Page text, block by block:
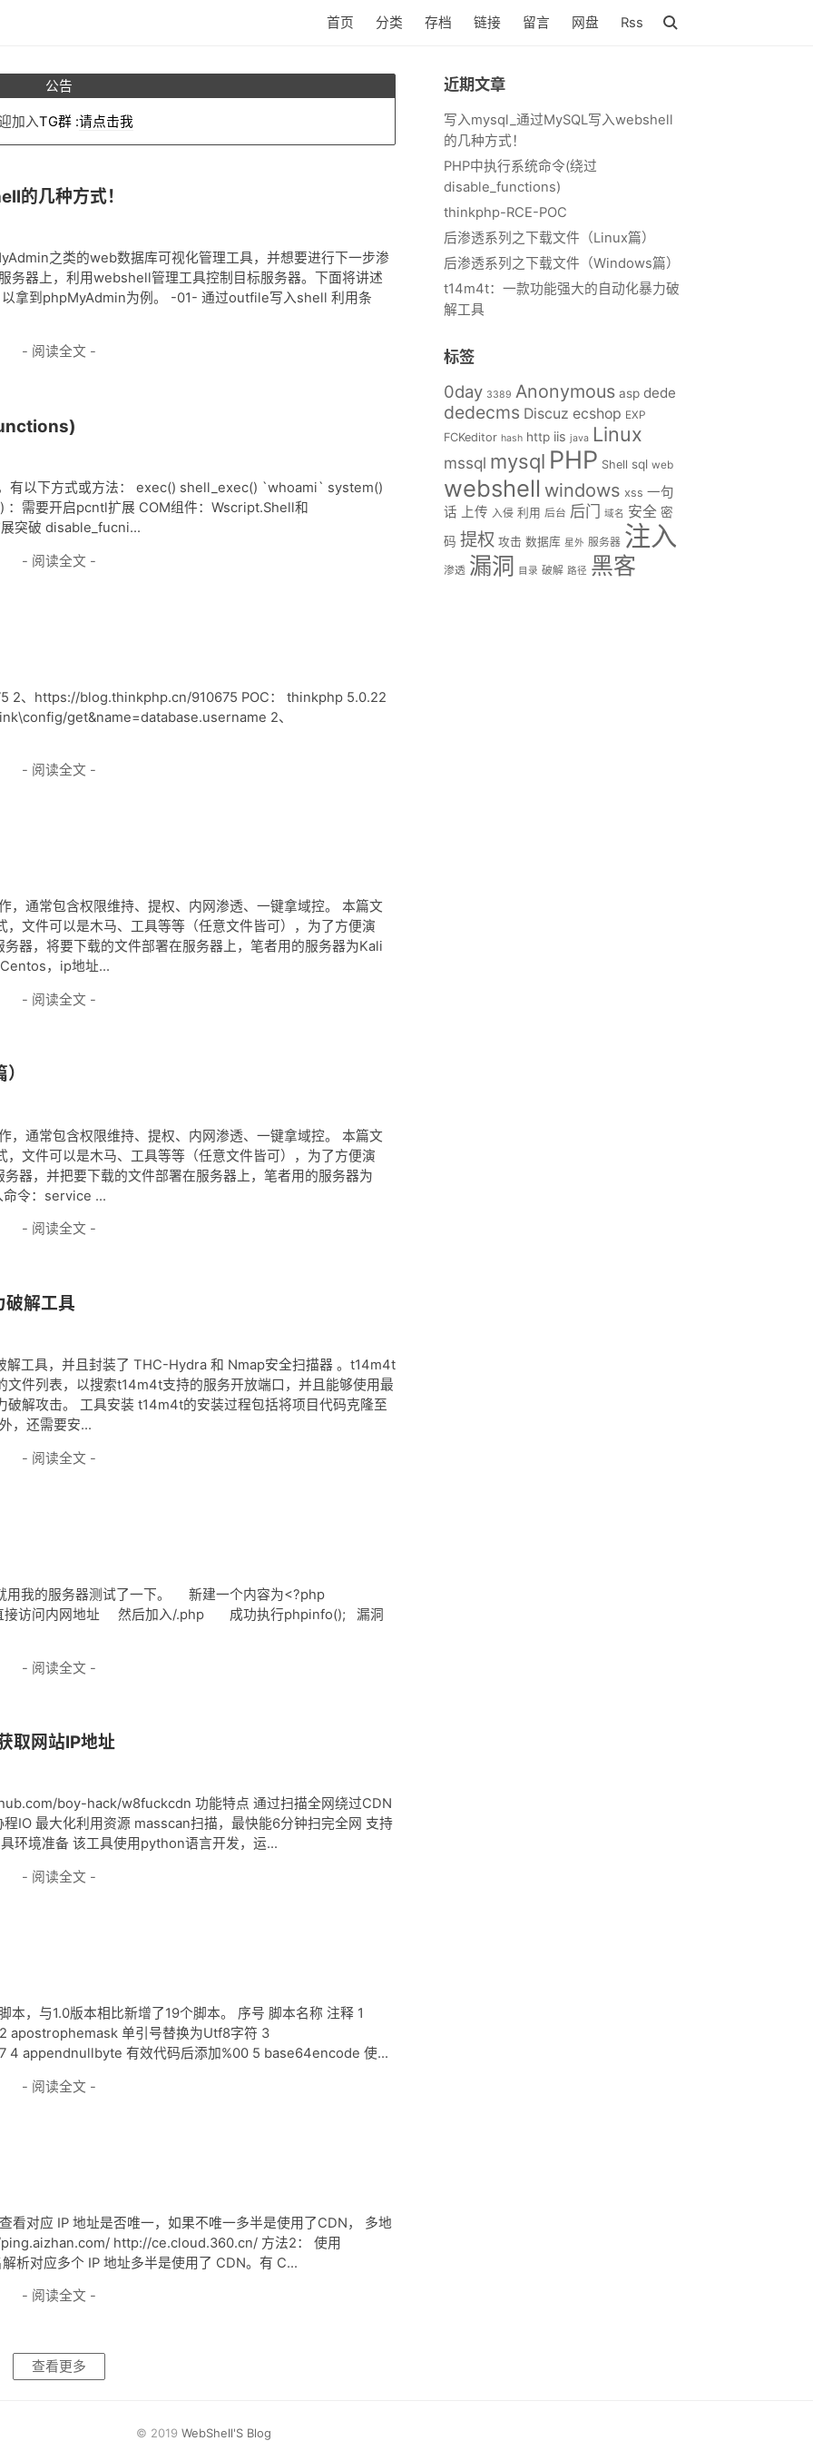
首页 分类 存档 链接 留言 网盘 Rss
公告
加入TG群 :请点击我
的几种方式！
之类的web数据库可视化管理工具，并想要进行下一步渗
务器上，利用webshell管理工具控制目标服务器。下面将讲述
拿到phpMyAdmin为例。 -01- 通过outfile写入shell 利用条
- 阅读全文 -
有以下方式或方法： exec() shell_exec() `whoami` system()
需要开启pcntl扩展 COM组件：Wscript.Shell和
突破 disable_fucni...
- 阅读全文 -
2、https://blog.thinkphp.cn/910675 POC： thinkphp 5.0.22
get&name=database.username 2、
- 阅读全文 -
，通常包含权限维持、提权、内网渗透、一键拿域控。 本篇文
文件可以是木马、工具等等（任意文件皆可），为了方便演
器，将要下载的文件部署在服务器上，笔者用的服务器为Kali
，ip地址...
- 阅读全文 -
，通常包含权限维持、提权、内网渗透、一键拿域控。 本篇文
文件可以是木马、工具等等（任意文件皆可），为了方便演
器，并把要下载的文件部署在服务器上，笔者用的服务器为
命令：service ...
- 阅读全文 -
解工具
工具，并且封装了 THC-Hydra 和 Nmap安全扫描器 。t14m4t
件列表，以搜索t14m4t支持的服务开放端口，并且能够使用最
解攻击。 工具安装 t14m4t的安装过程包括将项目代码克隆至
，还需要安...
- 阅读全文 -
用我的服务器测试了一下。 新建一个内容为<?php
接访问内网地址 然后加入/.php 成功执行phpinfo(); 漏洞
- 阅读全文 -
取网站IP地址
boy-hack/w8fuckcdn 功能特点 通过扫描全网绕过CDN
IO 最大化利用资源 masscan扫描，最快能6分钟扫完全网 支持
环境准备 该工具使用python语言开发，运...
- 阅读全文 -
，与1.0版本相比新增了19个脚本。 序号 脚本名称 注释 1
apostrophemask 单引号替换为Utf8字符 3
4 appendnullbyte 有效代码后添加%00 5 base64encode 使...
- 阅读全文 -
看对应 IP 地址是否唯一，如果不唯一多半是使用了CDN， 多地
http://ce.cloud.360.cn/ 方法2： 使用
析对应多个 IP 地址多半是使用了 CDN。有 C...
- 阅读全文 -
查看更多
近期文章
写入mysql_通过MySQL写入webshell
的几种方式！
PHP中执行系统命令(绕过
disable_functions)
thinkphp-RCE-POC
后渗透系列之下载文件（Linux篇）
后渗透系列之下载文件（Windows篇）
t14m4t：一款功能强大的自动化暴力破
解工具
标签
0day 3389 Anonymous asp dede
dedecms Discuz ecshop EXP
FCKeditor hash http iis java Linux
mssql mysql PHP Shell sql web
webshell windows xss 一句
话
上传 入侵 利用 后台 后门 域名 安全 密
码 提权 攻击 数据库 星外 服务器 注入
渗透 漏洞 目录 破解 路径 黑客
© 2019 WebShell'S Blog